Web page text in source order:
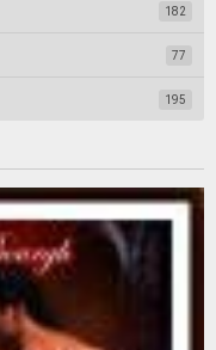
182
77
195